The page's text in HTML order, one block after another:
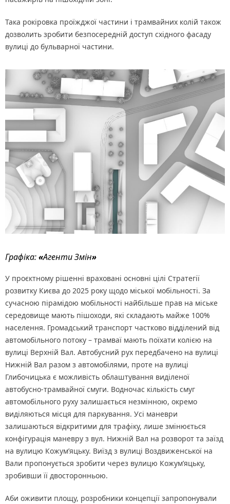
Така рокіровка проїжджої частини і трамвайних колій також
дозволить зробити безпосередній доступ східного фасаду
вулиці до бульварної частини.
Графіка:«Агенти Змін»
У проєктному рішенні враховані основні цілі Стратегії
розвитку Києва до 2025 року щодо міської мобільності. За
сучасною пірамідою мобільності найбільше прав на міське
середовище мають пішоходи, які складають майже 100%
населення. Громадський транспорт частково відділений від
автомобільного потоку – трамваї мають поїхати колією на
вулиці Верхній Вал. Автобусний рух передбачено на вулиці
Нижній Вал разом з автомобілями, проте на вулиці
Глибочицька є можливість облаштування виділеної
автобусно-трамвайної смуги. Водночас кількість смуг
автомобільного руху залишається незмінною, окремо
виділяються місця для паркування. Усі маневри
залишаються відкритими для трафіку, лише змінюється
конфігурація маневру з вул. Нижній Вал на розворот та заїзд
на вулицю Кожум’яцьку. Виїзд з вулиці Воздвиженської на
Вали пропонується зробити через вулицю Кожум’яцьку,
зробивши її двосторонньою.
Аби оживити площу, розробники концепції запропонували